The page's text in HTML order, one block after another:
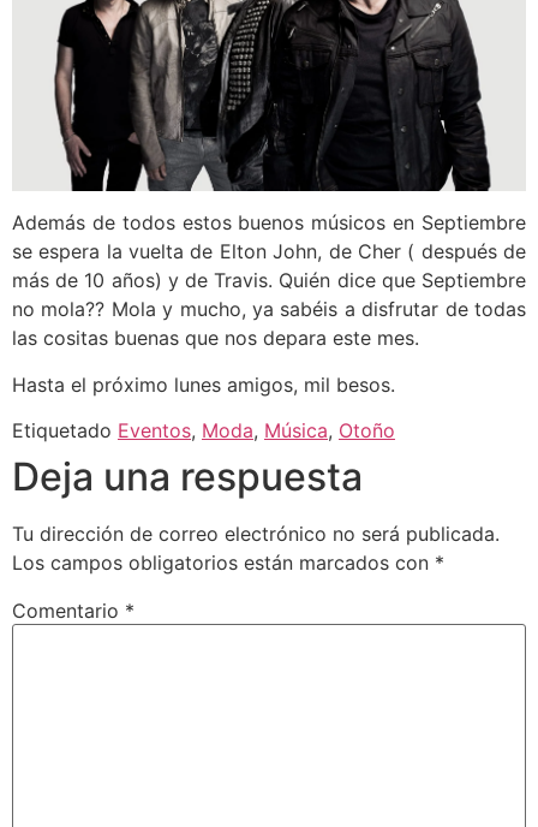
Además de todos estos buenos músicos en Septiembre
se espera la vuelta de Elton John, de Cher ( después de
más de 10 años) y de Travis. Quién dice que Septiembre
no mola?? Mola y mucho, ya sabéis a disfrutar de todas
las cositas buenas que nos depara este mes.
Hasta el próximo lunes amigos, mil besos.
Etiquetado Eventos, Moda, Música, Otoño
Deja una respuesta
Tu dirección de correo electrónico no será publicada.
Los campos obligatorios están marcados con *
Comentario *